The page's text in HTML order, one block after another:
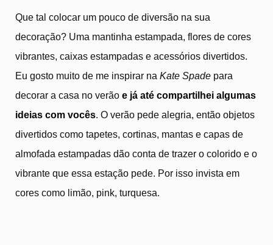
Que tal colocar um pouco de diversão na sua
decoração? Uma mantinha estampada, flores de cores
vibrantes, caixas estampadas e acessórios divertidos.
Eu gosto muito de me inspirar na Kate Spade para
decorar a casa no verão e já até compartilhei algumas
ideias com vocês. O verão pede alegria, então objetos
divertidos como tapetes, cortinas, mantas e capas de
almofada estampadas dão conta de trazer o colorido e o
vibrante que essa estação pede. Por isso invista em
cores como limão, pink, turquesa.